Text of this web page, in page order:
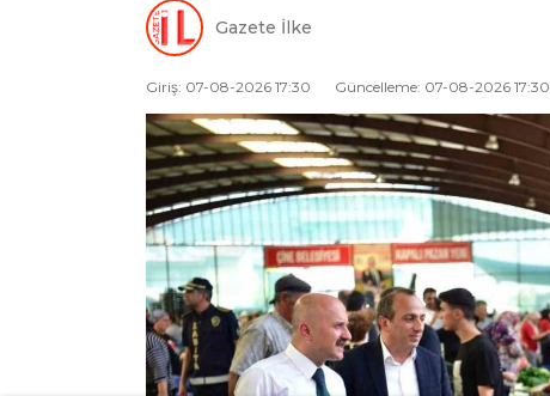
Gazete İlke
Giriş: 07-08-2026 17:30 Güncelleme: 07-08-2026 17:30